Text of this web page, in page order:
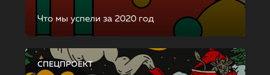
Что мы успели за 2020 год
СПЕЦПРОЕКТ